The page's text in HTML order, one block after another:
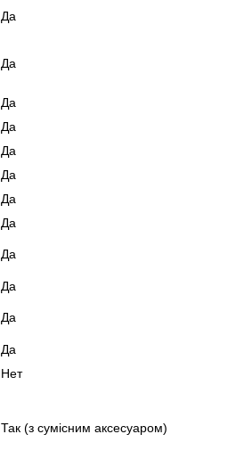
Да
Да
Да
Да
Да
Да
Да
Да
Да
Да
Да
Да
Нет
Так (з сумісним аксесуаром)